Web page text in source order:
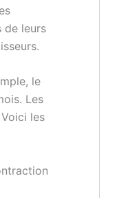
de leurs
le
Les
les